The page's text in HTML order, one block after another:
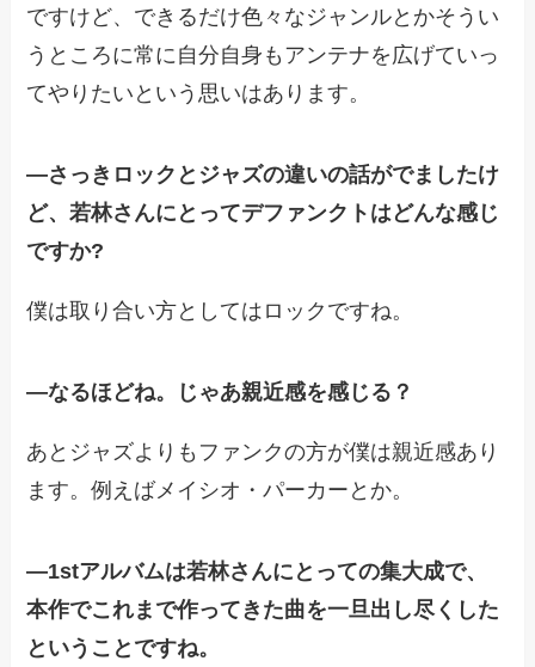
ですけど、できるだけ色々なジャンルとかそうい
うところに常に自分自身もアンテナを広げていっ
てやりたいという思いはあります。
―さっきロックとジャズの違いの話がでましたけ
ど、若林さんにとってデファンクトはどんな感じ
ですか?
僕は取り合い方としてはロックですね。
―なるほどね。じゃあ親近感を感じる？
あとジャズよりもファンクの方が僕は親近感あり
ます。例えばメイシオ・パーカーとか。
―1stアルバムは若林さんにとっての集大成で、
本作でこれまで作ってきた曲を一旦出し尽くした
ということですね。